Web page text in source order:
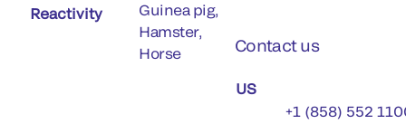
Reactivity
Guinea pig,
Hamster,
Horse
Contact us
US
+1 (858) 552